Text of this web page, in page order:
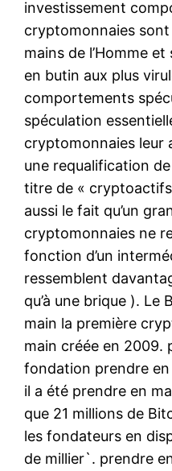
investissement
cryptomonnaies
mains de l’Homme
en butin aux plus
comportements
spéculation
cryptomonnaies leur
une requalification de
titre de «
aussi le fait qu’un
cryptomonnaies ne
fonction d’un
ressemblent
qu’à une brique ). Le
main la première
main créée en 2009.
fondation prendre
il a été prendre en
que 21 millions de
les fondateurs en
de millier`. prendre